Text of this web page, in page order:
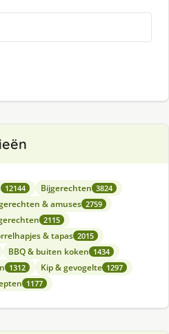
12144 Bijgerechten 3824
& amuses 2759
2115
& tapas 2015
BBQ & buiten koken 1434
1312 Kip & gevogelte 1297
1177